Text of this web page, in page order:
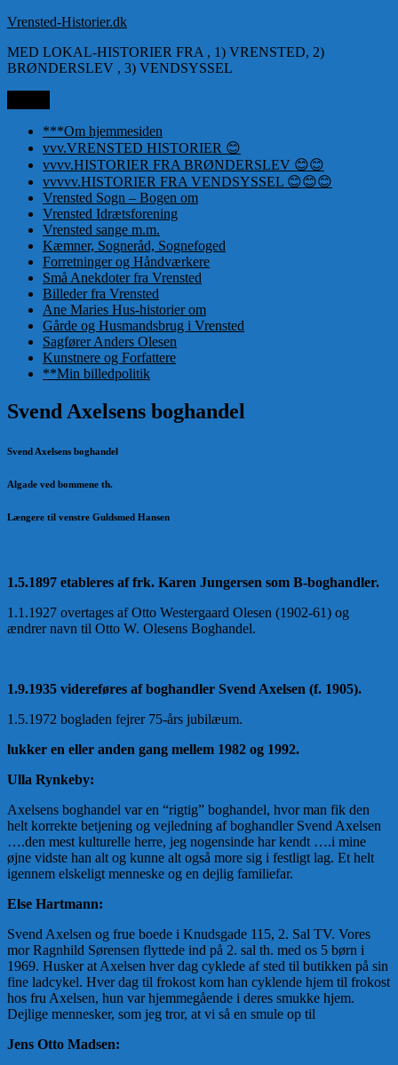
Videre
indhold
Vrensted-Historier.dk
MED LOKAL-HISTORIER FRA , 1) VRENSTED, 2)
BRØNDERSLEV , 3) VENDSYSSEL
***Om hjemmesiden
vvv.VRENSTED HISTORIER 😊
vvvv.HISTORIER FRA BRØNDERSLEV 😊😊
vvvvv.HISTORIER FRA VENDSYSSEL 😊😊😊
Vrensted Sogn – Bogen om
Vrensted Idrætsforening
Vrensted sange m.m.
Kæmner, Sogneråd, Sognefoged
Forretninger og Håndværkere
Små Anekdoter fra Vrensted
Billeder fra Vrensted
Ane Maries Hus-historier om
Gårde og Husmandsbrug i Vrensted
Sagfører Anders Olesen
Kunstnere og Forfattere
**Min billedpolitik
Svend Axelsens boghandel
Svend Axelsens boghandel
Algade ved bommene th.
Længere til venstre Guldsmed Hansen
1.5.1897 etableres af frk. Karen Jungersen som B-boghandler.
1.1.1927 overtages af Otto Westergaard Olesen (1902-61) og
ændrer navn til Otto W. Olesens Boghandel.
1.9.1935 videreføres af boghandler Svend Axelsen (f. 1905).
1.5.1972 bogladen fejrer 75-års jubilæum.
lukker en eller anden gang mellem 1982 og 1992.
Ulla Rynkeby:
Axelsens boghandel var en “rigtig” boghandel, hvor man fik den
helt korrekte betjening og vejledning af boghandler Svend Axelsen
….den mest kulturelle herre, jeg nogensinde har kendt ….i mine
øjne vidste han alt og kunne alt også more sig i festligt lag. Et helt
igennem elskeligt menneske og en dejlig familiefar.
Else Hartmann:
Svend Axelsen og frue boede i Knudsgade 115, 2. Sal TV. Vores
mor Ragnhild Sørensen flyttede ind på 2. sal th. med os 5 børn i
1969. Husker at Axelsen hver dag cyklede af sted til butikken på sin
fine ladcykel. Hver dag til frokost kom han cyklende hjem til frokost
hos fru Axelsen, hun var hjemmegående i deres smukke hjem.
Dejlige mennesker, som jeg tror, at vi så en smule op til
Jens Otto Madsen: